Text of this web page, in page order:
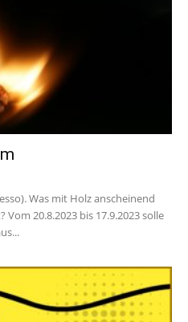
Was mit Holz anscheinend
20.8.2023 bis 17.9.2023 solle